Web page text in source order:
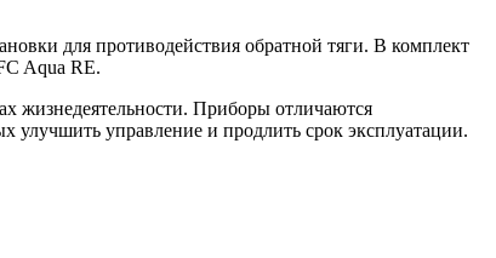
для противодействия обратной тяги. В комплект
Aqua RE.
жизнедеятельности. Приборы отличаются
управление и продлить срок эксплуатации.